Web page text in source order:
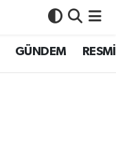
GÜNDEM